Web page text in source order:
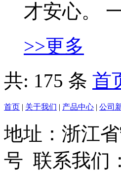
才安心。
>>更多
共: 175 条 首
首页 | 关于我们 | 产品中心 | 公司
地址：浙江
号 联系我们